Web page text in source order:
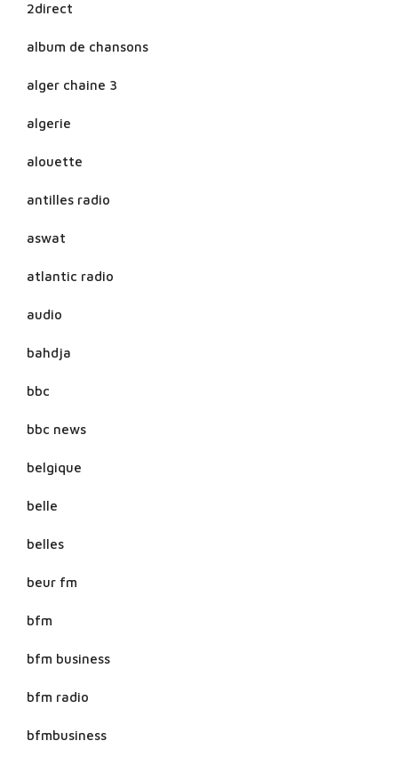
2direct
album de chansons
alger chaine 3
algerie
alouette
antilles radio
aswat
atlantic radio
audio
bahdja
bbc
bbc news
belgique
belle
belles
beur fm
bfm
bfm business
bfm radio
bfmbusiness